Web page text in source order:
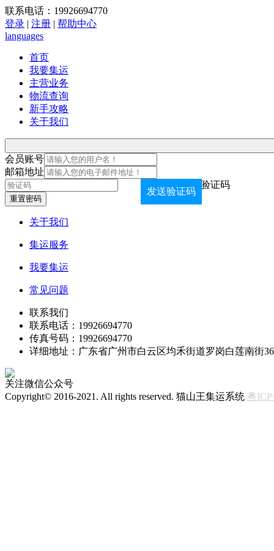
联系电话：19926694770
登录 | 注册 | 帮助中心
languages
首页
我要集运
主营业务
物流查询
新手攻略
关于我们
会员账号
邮箱地址
验证码
发送验证码
关于我们
集运服务
我要集运
常见问题
联系我们
联系电话：19926694770
传真号码：19926694770
详细地址：广东省广州市白云区均禾街道罗岗白莲南街
关注微信公众号
Copyright© 2016-2021. All rights reserved. 猫山王集运系统 粤ICP